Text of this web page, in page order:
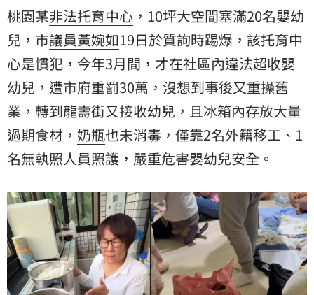
桃園某非法托育中心 ，10坪大空間塞滿20名嬰幼
兒 ，市議員黃婉如19日於質詢時踢爆，該托育中
心是慣犯，今年3月間，才在社區內違法超收嬰
幼兒，遭市府重罰30萬，沒想到事後又重操舊
業，轉到龍壽街又接收幼兒，且冰箱內存放大量
過期食材 ， 奶瓶也未消毒，僅靠2名外籍移工、1
名無執照人員照護，嚴重危害嬰幼兒安全。